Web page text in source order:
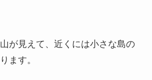
が見えて、近くには小さな島の
ます。